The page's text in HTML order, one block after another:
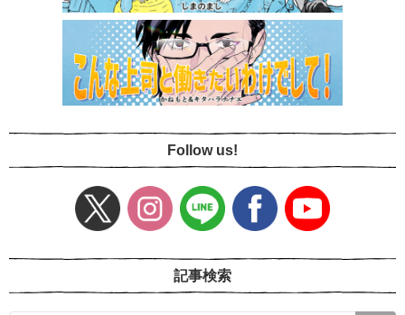
Follow us!
記事検索